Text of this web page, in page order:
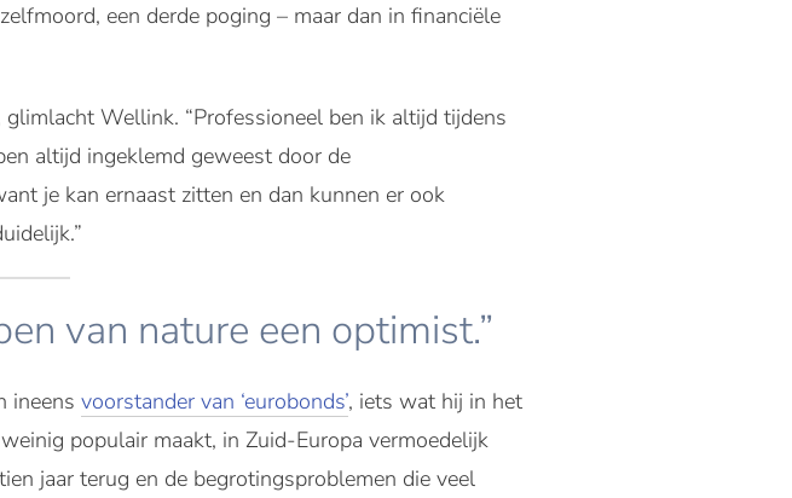
een derde poging – maar dan in financiële
Wellink. “Professioneel ben ik altijd tijdens
altijd ingeklemd geweest door de
je kan ernaast zitten en dan kunnen er ook
van nature een optimist.”
ineens voorstander van ‘eurobonds’, iets wat hij in het
populair maakt, in Zuid-Europa vermoedelijk
jaar terug en de begrotingsproblemen die veel